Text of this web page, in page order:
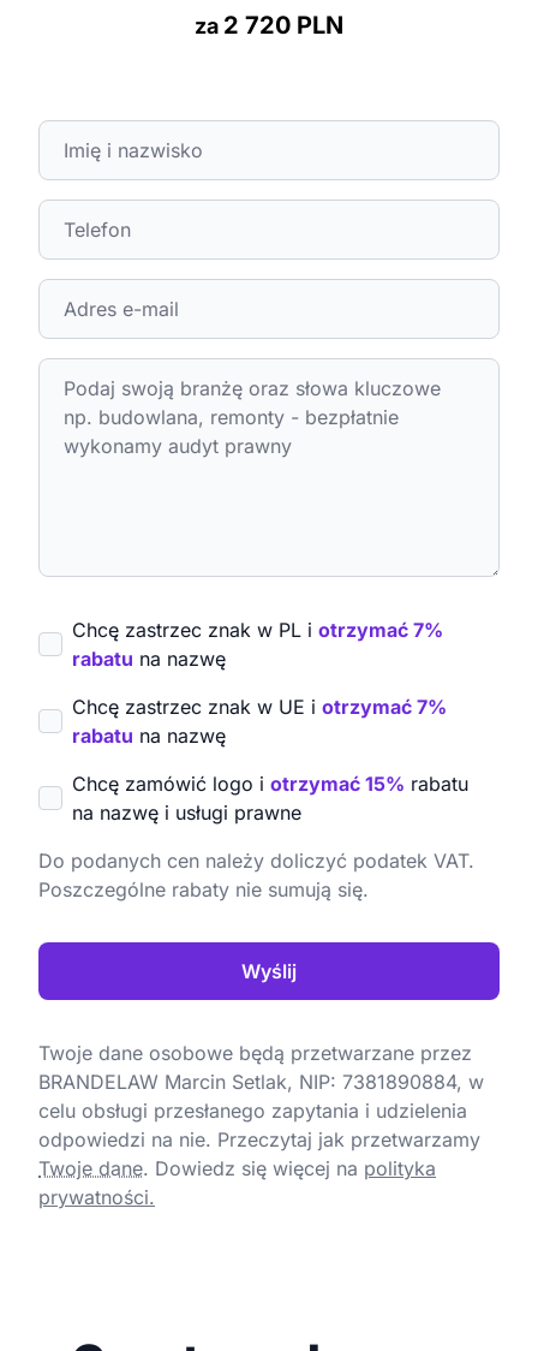
za 2 720 PLN
Chcę zastrzec znak w PL i otrzymać 7%
rabatu na nazwę
Chcę zastrzec znak w UE i otrzymać 7%
rabatu na nazwę
Chcę zamówić logo i otrzymać 15% rabatu
na nazwę i usługi prawne
Do podanych cen należy doliczyć podatek VAT.
Poszczególne rabaty nie sumują się.
Wyślij
Twoje dane osobowe będą przetwarzane przez
BRANDELAW Marcin Setlak, NIP: 7381890884, w
celu obsługi przesłanego zapytania i udzielenia
odpowiedzi na nie. Przeczytaj jak przetwarzamy
Twoje dane. Dowiedz się więcej na polityka
prywatności.